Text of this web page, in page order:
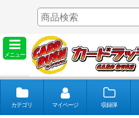
メニュー
カテゴリ マイページ 収録弾